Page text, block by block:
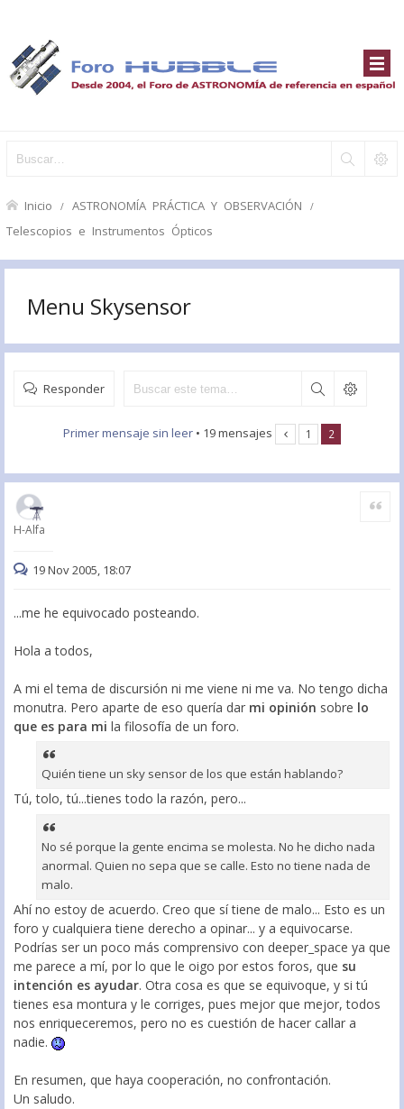
Inicio ASTRONOMÍA PRÁCTICA Y OBSERVACIÓN
Telescopios e Instrumentos Ópticos
Menu Skysensor
Responder
Primer mensaje sin leer • 19 mensajes 1 2
H-Alfa
Citar
19 Nov 2005, 18:07
...me he equivocado posteando.
Hola a todos,
A mi el tema de discursión ni me viene ni me va. No tengo dicha
monutra. Pero aparte de eso quería dar mi opinión sobre lo
que es para mi la filosofía de un foro.
Quién tiene un sky sensor de los que están hablando?
Tú, tolo, tú...tienes todo la razón, pero...
No sé porque la gente encima se molesta. No he dicho nada
anormal. Quien no sepa que se calle. Esto no tiene nada de
malo.
Ahí no estoy de acuerdo. Creo que sí tiene de malo... Esto es un
foro y cualquiera tiene derecho a opinar... y a equivocarse.
Podrías ser un poco más comprensivo con deeper_space ya que
me parece a mí, por lo que le oigo por estos foros, que su
intención es ayudar. Otra cosa es que se equivoque, y si tú
tienes esa montura y le corriges, pues mejor que mejor, todos
nos enriqueceremos, pero no es cuestión de hacer callar a
nadie.
En resumen, que haya cooperación, no confrontación.
Un saludo.